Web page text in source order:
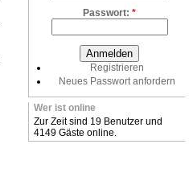
Passwort: *
Registrieren
Neues Passwort anfordern
Wer ist online
Zur Zeit sind 19 Benutzer und
4149 Gäste online.